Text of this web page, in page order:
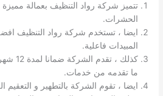
تتميز شركة رواد التنظيف بعمالة
الحشرات.
ايضا ، تستخدم شركة رواد التنظيف
المبيدات فاعلية.
ما تقدمه من خدمات.
ايضا ، تقوم الشركة بالتطهير و